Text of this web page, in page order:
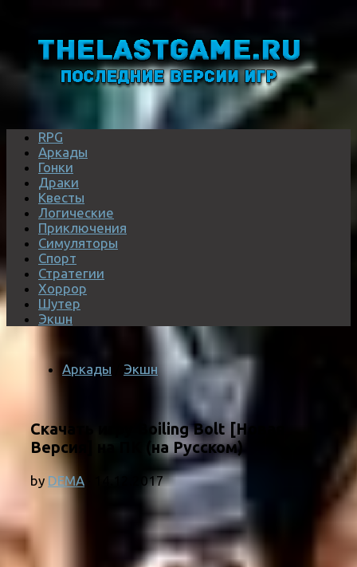
RPG
Аркады
Гонки
Драки
Квесты
Логические
Приключения
Симуляторы
Спорт
Стратегии
Хоррор
Шутер
Экшн
Аркады Экшн
Скачать игру Boiling Bolt [Новая
Версия] на ПК (на Русском)
by DEMA 14.12.2017